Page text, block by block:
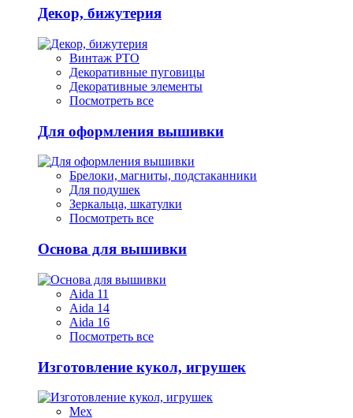
Декор, бижутерия
Винтаж РТО
Декоративные пуговицы
Декоративные элементы
Посмотреть все
Для оформления вышивки
Брелоки, магниты, подстаканники
Для подушек
Зеркальца, шкатулки
Посмотреть все
Основа для вышивки
Aida 11
Aida 14
Aida 16
Посмотреть все
Изготовление кукол, игрушек
Мех